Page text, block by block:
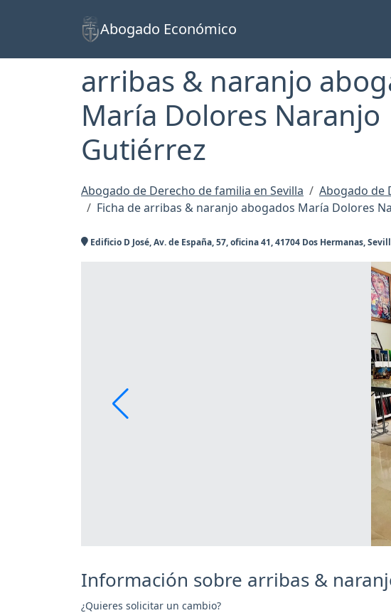
Abogado Económico
arribas & naranjo
María Dolores Naranjo
Gutiérrez
Abogado de Derecho de familia en Sevilla
Abogado de
Ficha de arribas & naranjo abogados María Dolores
Edificio D José, Av. de España, 57, oficina 41, 41704 Dos Hermanas,
Información sobre arribas &
¿Quieres solicitar un cambio?